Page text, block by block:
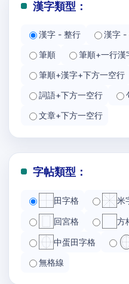
漢字類型：
漢字 - 整行 漢字 -
筆順
筆順+一行漢
筆順+漢字+下方一空行
詞語+下方一空行
文章+下方一空行
字帖類型：
田字格 米
回宮格 方
中蛋田字格
無格線